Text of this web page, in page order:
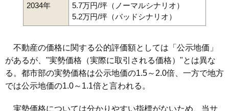
2034年
5.7万円/坪（ノーマルシナリオ）
5.2万円/坪（バッドシナリオ）
不動産の価格に関する公的評価額としては「公示地価」
があるが、"実勢価格（実際に取引される価格）"とは異な
る。都市部の実勢価格は公示地価の1.5～2.0倍、一方で地方
では公示地価の1.0～1.1倍と言われる。
実勢価格については分かりやすい指標がないため、当サ